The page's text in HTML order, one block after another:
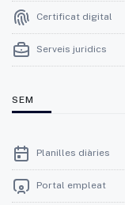
Certificat digital
Serveis juridics
SEM
Planilles diàries
Portal empleat